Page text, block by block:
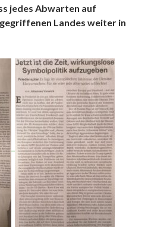
jedes Abwarten auf
Landes weiter in